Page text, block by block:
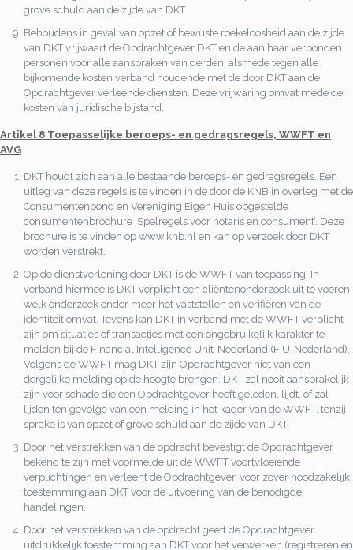
grove schuld aan de zijde van DKT.
Behoudens in geval van opzet of bewuste roekeloosheid aan de zijde
van DKT vrijwaart de Opdrachtgever DKT en de aan haar verbonden
personen voor alle aanspraken van derden, alsmede tegen alle
bijkomende kosten verband houdende met de door DKT aan de
Opdrachtgever verleende diensten. Deze vrijwaring omvat mede de
kosten van juridische bijstand.
Artikel 8 Toepasselijke beroeps- en gedragsregels, WWFT en
AVG
DKT houdt zich aan alle bestaande beroeps- en gedragsregels. Een
uitleg van deze regels is te vinden in de door de KNB in overleg met de
Consumentenbond en Vereniging Eigen Huis opgestelde
consumentenbrochure ‘Spelregels voor notaris en consument’. Deze
brochure is te vinden op www.knb.nl en kan op verzoek door DKT
worden verstrekt.
Op de dienstverlening door DKT is de WWFT van toepassing. In
verband hiermee is DKT verplicht een cliëntenonderzoek uit te voeren,
welk onderzoek onder meer het vaststellen en verifiëren van de
identiteit omvat. Tevens kan DKT in verband met de WWFT verplicht
zijn om situaties of transacties met een ongebruikelijk karakter te
melden bij de Financial Intelligence Unit-Nederland (FIU-Nederland).
Volgens de WWFT mag DKT zijn Opdrachtgever niet van een
dergelijke melding op de hoogte brengen. DKT zal nooit aansprakelijk
zijn voor schade die een Opdrachtgever heeft geleden, lijdt, of zal
lijden ten gevolge van een melding in het kader van de WWFT, tenzij
sprake is van opzet of grove schuld aan de zijde van DKT.
Door het verstrekken van de opdracht bevestigt de Opdrachtgever
bekend te zijn met voormelde uit de WWFT voortvloeiende
verplichtingen en verleent de Opdrachtgever, voor zover noodzakelijk,
toestemming aan DKT voor de uitvoering van de benodigde
handelingen.
Door het verstrekken van de opdracht geeft de Opdrachtgever
uitdrukkelijk toestemming aan DKT voor het verwerken (registreren en